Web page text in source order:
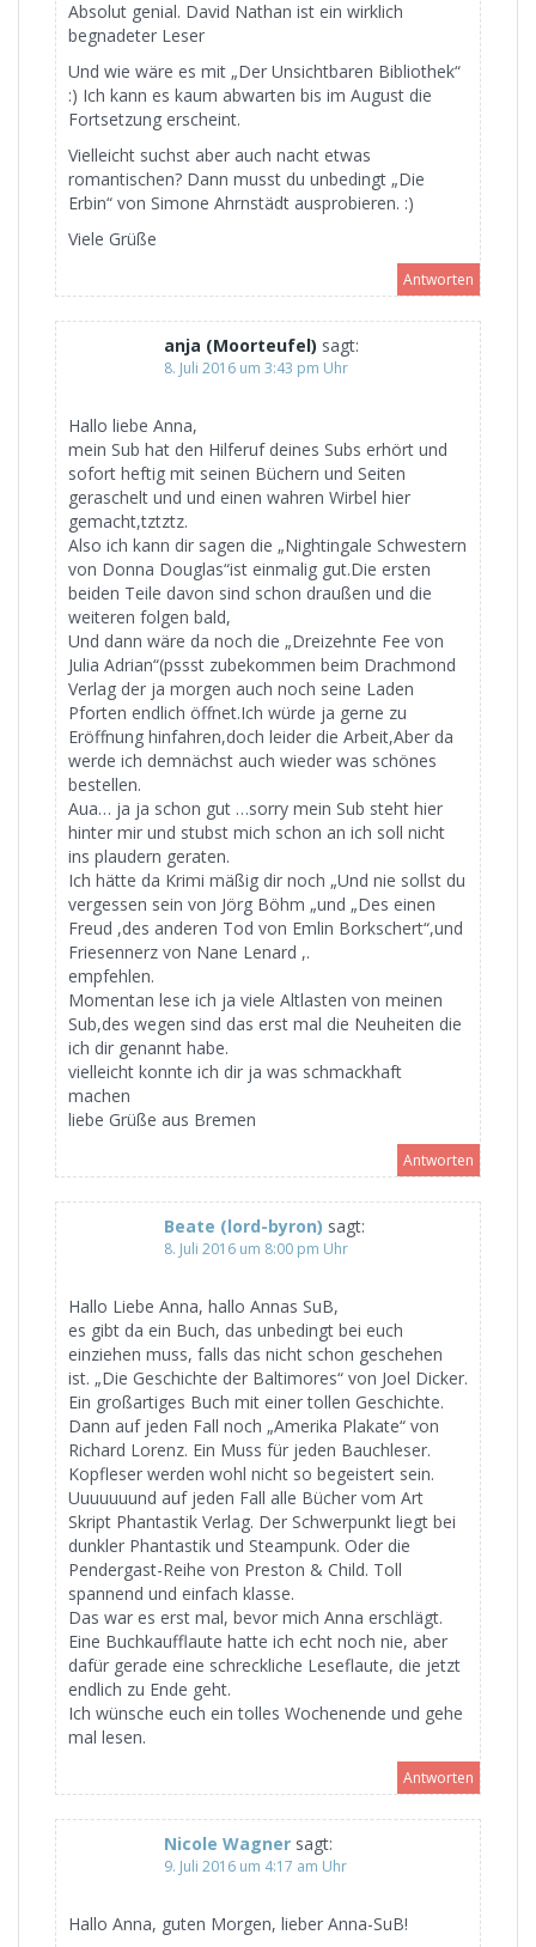
Absolut genial. David Nathan ist ein wirklich
begnadeter Leser
Und wie wäre es mit „Der Unsichtbaren Bibliothek“
:) Ich kann es kaum abwarten bis im August die
Fortsetzung erscheint.
Vielleicht suchst aber auch nacht etwas
romantischen? Dann musst du unbedingt „Die
Erbin“ von Simone Ahrnstädt ausprobieren. :)
Viele Grüße
Antworten
anja (Moorteufel) sagt:
8. Juli 2016 um 3:43 pm Uhr
Hallo liebe Anna,
mein Sub hat den Hilferuf deines Subs erhört und
sofort heftig mit seinen Büchern und Seiten
geraschelt und und einen wahren Wirbel hier
gemacht,tztztz.
Also ich kann dir sagen die „Nightingale Schwestern
von Donna Douglas“ist einmalig gut.Die ersten
beiden Teile davon sind schon draußen und die
weiteren folgen bald,
Und dann wäre da noch die „Dreizehnte Fee von
Julia Adrian“(pssst zubekommen beim Drachmond
Verlag der ja morgen auch noch seine Laden
Pforten endlich öffnet.Ich würde ja gerne zu
Eröffnung hinfahren,doch leider die Arbeit,Aber da
werde ich demnächst auch wieder was schönes
bestellen.
Aua… ja ja schon gut …sorry mein Sub steht hier
hinter mir und stubst mich schon an ich soll nicht
ins plaudern geraten.
Ich hätte da Krimi mäßig dir noch „Und nie sollst du
vergessen sein von Jörg Böhm „und „Des einen
Freud ,des anderen Tod von Emlin Borkschert“,und
Friesennerz von Nane Lenard ,.
empfehlen.
Momentan lese ich ja viele Altlasten von meinen
Sub,des wegen sind das erst mal die Neuheiten die
ich dir genannt habe.
vielleicht konnte ich dir ja was schmackhaft
machen
liebe Grüße aus Bremen
Antworten
Beate (lord-byron) sagt:
8. Juli 2016 um 8:00 pm Uhr
Hallo Liebe Anna, hallo Annas SuB,
es gibt da ein Buch, das unbedingt bei euch
einziehen muss, falls das nicht schon geschehen
ist. „Die Geschichte der Baltimores“ von Joel Dicker.
Ein großartiges Buch mit einer tollen Geschichte.
Dann auf jeden Fall noch „Amerika Plakate“ von
Richard Lorenz. Ein Muss für jeden Bauchleser.
Kopfleser werden wohl nicht so begeistert sein.
Uuuuuuund auf jeden Fall alle Bücher vom Art
Skript Phantastik Verlag. Der Schwerpunkt liegt bei
dunkler Phantastik und Steampunk. Oder die
Pendergast-Reihe von Preston & Child. Toll
spannend und einfach klasse.
Das war es erst mal, bevor mich Anna erschlägt.
Eine Buchkaufflaute hatte ich echt noch nie, aber
dafür gerade eine schreckliche Leseflaute, die jetzt
endlich zu Ende geht.
Ich wünsche euch ein tolles Wochenende und gehe
mal lesen.
Antworten
Nicole Wagner sagt:
9. Juli 2016 um 4:17 am Uhr
Hallo Anna, guten Morgen, lieber Anna-SuB!